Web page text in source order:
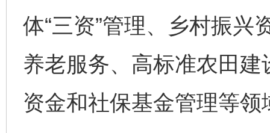
体“三资”管理、乡村振兴
养老服务、高标准农田
资金和社保基金管理等